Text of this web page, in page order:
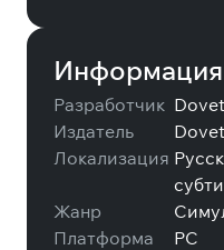
Информация
Разработчик
Издатель
Локализация
Жанр
Платформа
PC